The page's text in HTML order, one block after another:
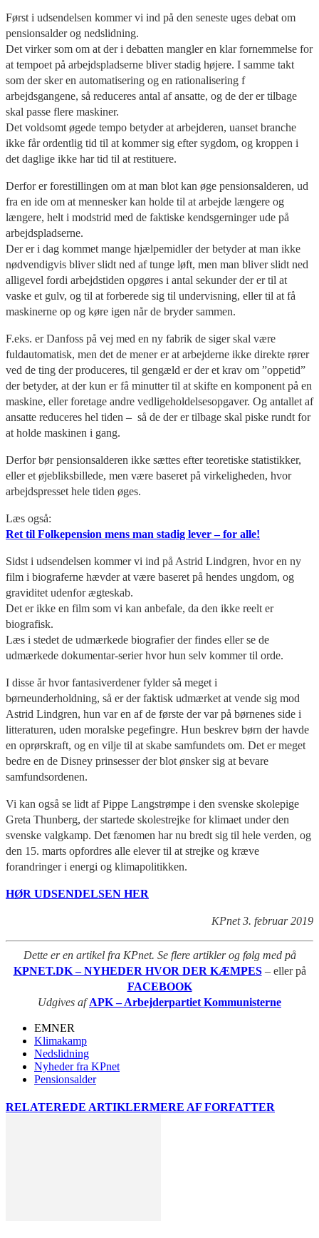
Først i udsendelsen kommer vi ind på den seneste uges debat om
pensionsalder og nedslidning.
Det virker som om at der i debatten mangler en klar fornemmelse for
at tempoet på arbejdspladserne bliver stadig højere. I samme takt
som der sker en automatisering og en rationalisering f
arbejdsgangene, så reduceres antal af ansatte, og de der er tilbage
skal passe flere maskiner.
Det voldsomt øgede tempo betyder at arbejderen, uanset branche
ikke får ordentlig tid til at kommer sig efter sygdom, og kroppen i
det daglige ikke har tid til at restituere.
Derfor er forestillingen om at man blot kan øge pensionsalderen, ud
fra en ide om at mennesker kan holde til at arbejde længere og
længere, helt i modstrid med de faktiske kendsgerninger ude på
arbejdspladserne.
Der er i dag kommet mange hjælpemidler der betyder at man ikke
nødvendigvis bliver slidt ned af tunge løft, men man bliver slidt ned
alligevel fordi arbejdstiden opgøres i antal sekunder der er til at
vaske et gulv, og til at forberede sig til undervisning, eller til at få
maskinerne op og køre igen når de bryder sammen.
F.eks. er Danfoss på vej med en ny fabrik de siger skal være
fuldautomatisk, men det de mener er at arbejderne ikke direkte rører
ved de ting der produceres, til gengæld er der et krav om ”oppetid”
der betyder, at der kun er få minutter til at skifte en komponent på en
maskine, eller foretage andre vedligeholdelsesopgaver. Og antallet af
ansatte reduceres hel tiden – så de der er tilbage skal piske rundt for
at holde maskinen i gang.
Derfor bør pensionsalderen ikke sættes efter teoretiske statistikker,
eller et øjebliksbillede, men være baseret på virkeligheden, hvor
arbejdspresset hele tiden øges.
Læs også:
Ret til Folkepension mens man stadig lever – for alle!
Sidst i udsendelsen kommer vi ind på Astrid Lindgren, hvor en ny
film i biograferne hævder at være baseret på hendes ungdom, og
graviditet udenfor ægteskab.
Det er ikke en film som vi kan anbefale, da den ikke reelt er
biografisk.
Læs i stedet de udmærkede biografier der findes eller se de
udmærkede dokumentar-serier hvor hun selv kommer til orde.
I disse år hvor fantasiverdener fylder så meget i
børneunderholdning, så er der faktisk udmærket at vende sig mod
Astrid Lindgren, hun var en af de første der var på børnenes side i
litteraturen, uden moralske pegefingre. Hun beskrev børn der havde
en oprørskraft, og en vilje til at skabe samfundets om. Det er meget
bedre en de Disney prinsesser der blot ønsker sig at bevare
samfundsordenen.
Vi kan også se lidt af Pippe Langstrømpe i den svenske skolepige
Greta Thunberg, der startede skolestrejke for klimaet under den
svenske valgkamp. Det fænomen har nu bredt sig til hele verden, og
den 15. marts opfordres alle elever til at strejke og kræve
forandringer i energi og klimapolitikken.
HØR UDSENDELSEN HER
KPnet 3. februar 2019
Dette er en artikel fra KPnet. Se flere artikler og følg med på
KPNET.DK – NYHEDER HVOR DER KÆMPES – eller på
FACEBOOK
Udgives afAPK – Arbejderpartiet Kommunisterne
EMNER
Klimakamp
Nedslidning
Nyheder fra KPnet
Pensionsalder
RELATEREDE ARTIKLERMERE AF FORFATTER